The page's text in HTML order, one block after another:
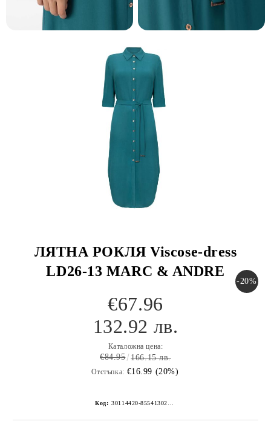
ЛЯТНА РОКЛЯ Viscose-dress
LD26-13 MARC & ANDRE
-20%
€67.96
132.92 лв.
Каталожна цена:
€84.95 166.15 лв.
Отстъпка: €16.99 (20%)
Код: 30114420-8554130267152269236